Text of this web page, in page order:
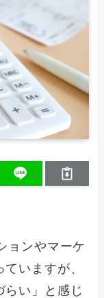
ョンやマーケ
いますが、
らい」と感じ